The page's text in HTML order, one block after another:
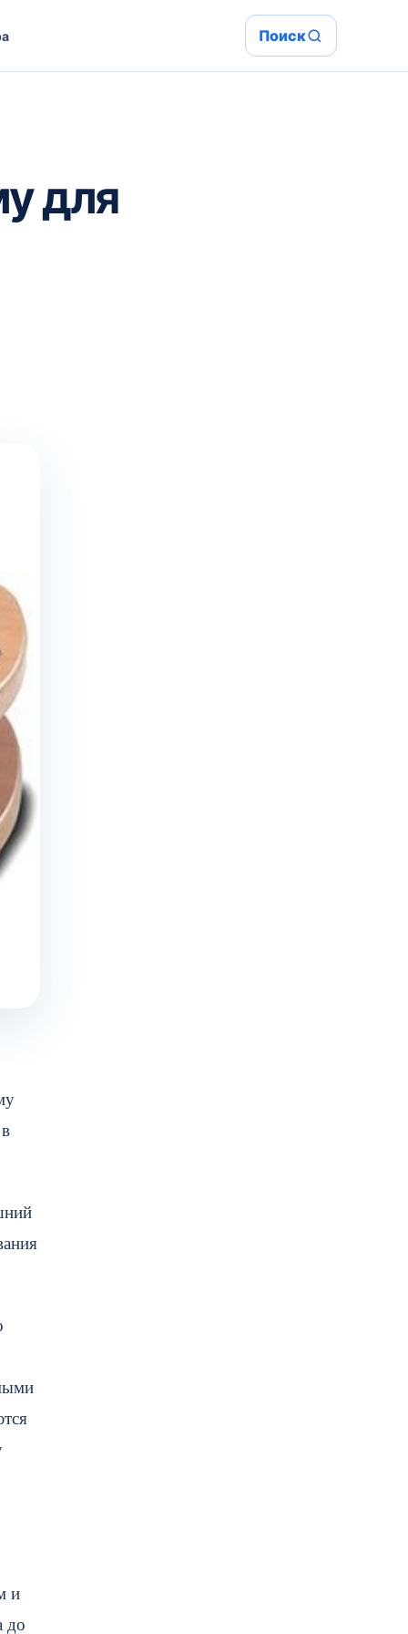
Поиск
для
и
до